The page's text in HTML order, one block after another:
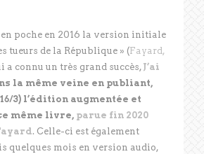
poche en 2016 la version initiale
tueurs de la République » (Fayard,
a connu un très grand succès, J’ai
la même veine en publiant,
3) l’édition augmentée et
même livre, parue fin 2020
. Celle-ci est également
quelques mois en version audio,